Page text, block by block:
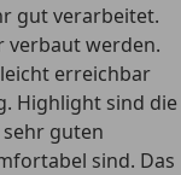
gut verarbeitet.
verbaut werden.
erreichbar
Highlight sind die
sehr guten
sind. Das